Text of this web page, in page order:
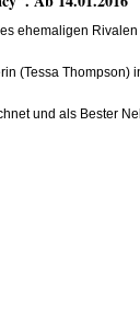
ehemaligen
(Tessa Thompson)
und als Bester